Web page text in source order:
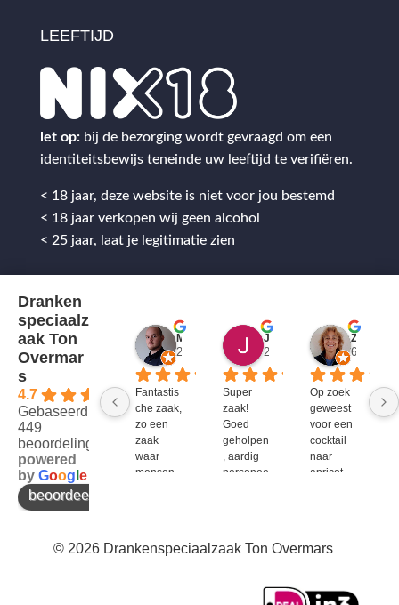
LEEFTIJD
let op: bij de bezorging wordt gevraagd om een
identiteitsbewijs teneinde uw leeftijd te verifiëren.
< 18 jaar, deze website is niet voor jou bestemd
< 18 jaar verkopen wij geen alcohol
< 25 jaar, laat je legitimatie zien
Dranken
speciaalz
aak Ton
Overmar
s
4.7
Gebaseerd op
449
beoordelingen
powered
by Goog e
beoordeel ons op
2 jaar geleden
Fantastis
che zaak,
zo een
zaak
waar
mensen
enthousi
2 jaar geleden
Super
zaak!
Goed
geholpen
, aardig
personee
6 jaar
Op zoek
geweest
voor een
cocktail
naar
apricot
niet te
Ton
© 2026 Drankenspeciaalzaak Ton Overmars